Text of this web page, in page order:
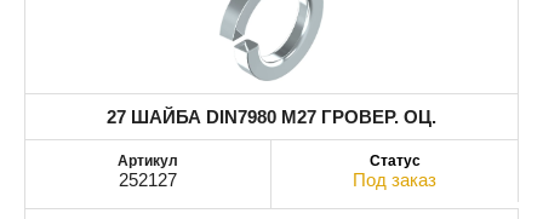
27 ШАЙБА DIN7980 М27 ГРОВЕР. ОЦ.
252127 Под заказ